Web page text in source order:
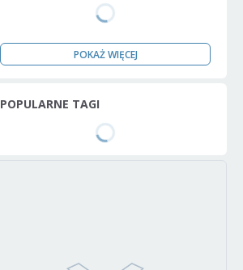
POKAŻ WIĘCEJ
POPULARNE TAGI